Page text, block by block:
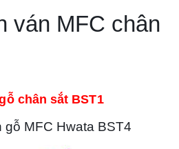
ván MFC chân
chân sắt BST1
MFC Hwata BST4